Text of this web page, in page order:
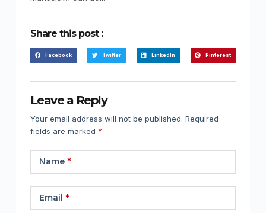
Share this post :
Facebook Twitter LinkedIn Pinterest
Leave a Reply
Your email address will not be published. Required
fields are marked *
Name*
Email *